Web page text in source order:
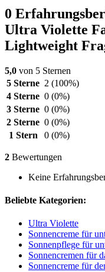
0
Ultra Violette
Lightweight
5,0 von 5 Sternen
5 Sterne 2 (100%)
4 Sterne 0 (0%)
3 Sterne 0 (0%)
2 Sterne 0 (0%)
1 Stern
0 (0%)
2 Bewertungen
Keine
Beliebte Kategorien:
Ultra Violette
Sonnencreme für
Sonnenpflege für
Sonnencremen für
Sonnencreme für